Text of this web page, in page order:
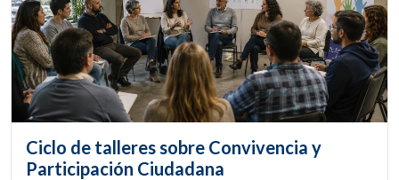
Ciclo de talleres sobre Convivencia y
Participación Ciudadana